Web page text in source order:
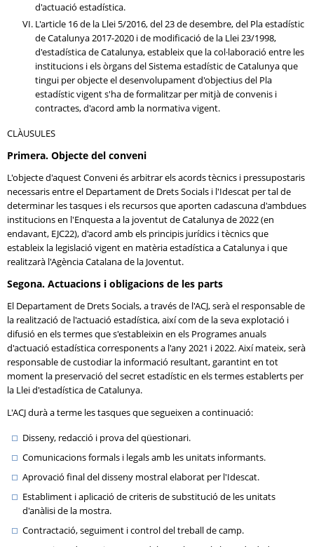
d'actuació estadística.
L'article 16 de la Llei 5/2016, del 23 de desembre, del Pla estadístic
de Catalunya 2017-2020 i de modificació de la Llei 23/1998,
d'estadística de Catalunya, estableix que la col·laboració entre les
institucions i els òrgans del Sistema estadístic de Catalunya que
tingui per objecte el desenvolupament d'objectius del Pla
estadístic vigent s'ha de formalitzar per mitjà de convenis i
contractes, d'acord amb la normativa vigent.
CLÀUSULES
Primera. Objecte del conveni
L'objecte d'aquest Conveni és arbitrar els acords tècnics i pressupostaris
necessaris entre el Departament de Drets Socials i l'Idescat per tal de
determinar les tasques i els recursos que aporten cadascuna d'ambdues
institucions en l'Enquesta a la joventut de Catalunya de 2022 (en
endavant, EJC22), d'acord amb els principis jurídics i tècnics que
estableix la legislació vigent en matèria estadística a Catalunya i que
realitzarà l'Agència Catalana de la Joventut.
Segona. Actuacions i obligacions de les parts
El Departament de Drets Socials, a través de l'ACJ, serà el responsable de
la realització de l'actuació estadística, així com de la seva explotació i
difusió en els termes que s'estableixin en els Programes anuals
d'actuació estadística corresponents a l'any 2021 i 2022. Així mateix, serà
responsable de custodiar la informació resultant, garantint en tot
moment la preservació del secret estadístic en els termes establerts per
la Llei d'estadística de Catalunya.
L'ACJ durà a terme les tasques que segueixen a continuació:
Disseny, redacció i prova del qüestionari.
Comunicacions formals i legals amb les unitats informants.
Aprovació final del disseny mostral elaborat per l'Idescat.
Establiment i aplicació de criteris de substitució de les unitats
d'anàlisi de la mostra.
Contractació, seguiment i control del treball de camp.